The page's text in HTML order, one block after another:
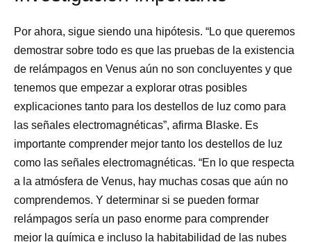
Por ahora, sigue siendo una hipótesis. “Lo que queremos
demostrar sobre todo es que las pruebas de la existencia
de relámpagos en Venus aún no son concluyentes y que
tenemos que empezar a explorar otras posibles
explicaciones tanto para los destellos de luz como para
las señales electromagnéticas”, afirma Blaske. Es
importante comprender mejor tanto los destellos de luz
como las señales electromagnéticas. “En lo que respecta
a la atmósfera de Venus, hay muchas cosas que aún no
comprendemos. Y determinar si se pueden formar
relámpagos sería un paso enorme para comprender
mejor la química e incluso la habitabilidad de las nubes